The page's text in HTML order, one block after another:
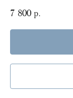
7 800 р.